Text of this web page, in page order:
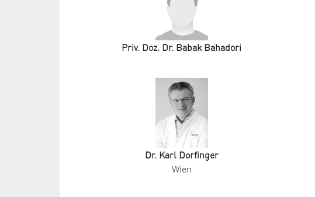
Priv. Doz. Dr. Babak Bahadori
Dr. Karl Dorfinger
Wien